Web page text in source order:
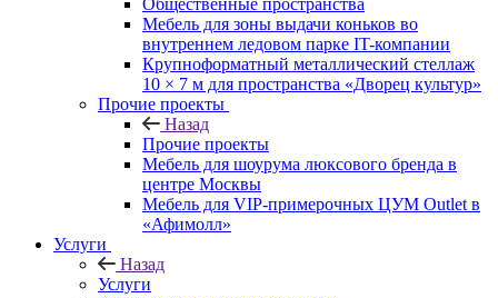
Общественные пространства
Мебель для зоны выдачи коньков во
внутреннем ледовом парке IT-компании
Крупноформатный металлический стеллаж
10 × 7 м для пространства «Дворец культур»
Прочие проекты
Назад
Прочие проекты
Мебель для шоурума люксового бренда в
центре Москвы
Мебель для VIP-примерочных ЦУМ Outlet в
«Афимолл»
Услуги
Назад
Услуги